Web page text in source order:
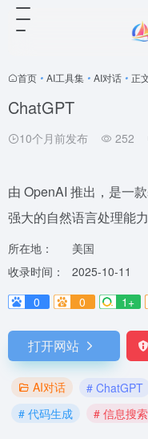
首页 • AI工具集 • AI对话 • 正
ChatGPT
10个月前发布 252
由 OpenAI 推出，是一
强大的自然语言处理能
所在地：
美国
收录时间：
2025-10-11
0
0 1+
打开网站
AI对话 # ChatGPT
# 代码生成
# 信息搜索